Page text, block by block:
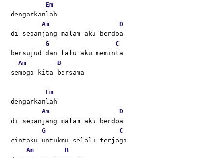
Em
dengarkanlah
Am
D
di sepanjang malam aku berdoa
G
C
bersujud dan lalu aku meminta
Am
B
semoga kita bersama
Em
dengarkanlah
Am
D
di sepanjang malam aku berdoa
G
C
cintaku untukmu selalu terjaga
Am
B